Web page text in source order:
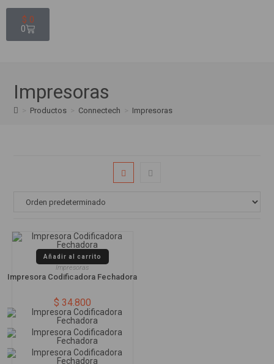
$ 0
0
Impresoras
Productos Connectech Impresoras
Añadir al carrito
Impresoras
Impresora Codificadora Fechadora
$ 34.800